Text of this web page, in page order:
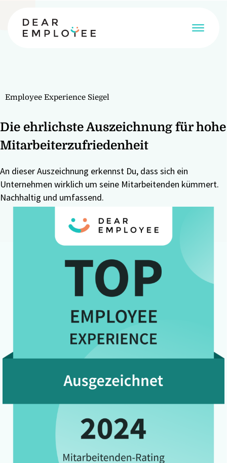
Employee Experience Siegel
Die ehrlichste Auszeichnung für hohe
Mitarbeiterzufriedenheit
An dieser Auszeichnung erkennst Du, dass sich ein
Unternehmen wirklich um seine Mitarbeitenden kümmert.
Nachhaltig und umfassend.